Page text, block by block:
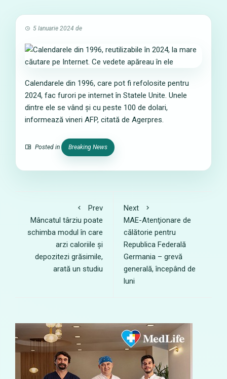
5 Ianuarie 2024 de
Calendarele din 1996, care pot fi refolosite pentru
2024, fac furori pe internet în Statele Unite. Unele
dintre ele se vând și cu peste 100 de dolari,
informează vineri AFP, citată de Agerpres.
Posted in Breaking News
Prev
Mâncatul târziu poate
schimba modul în care
arzi caloriile și
depozitezi grăsimile,
arată un studiu
Next
MAE-Atenţionare de
călătorie pentru
Republica Federală
Germania – grevă
generală, începând de
luni